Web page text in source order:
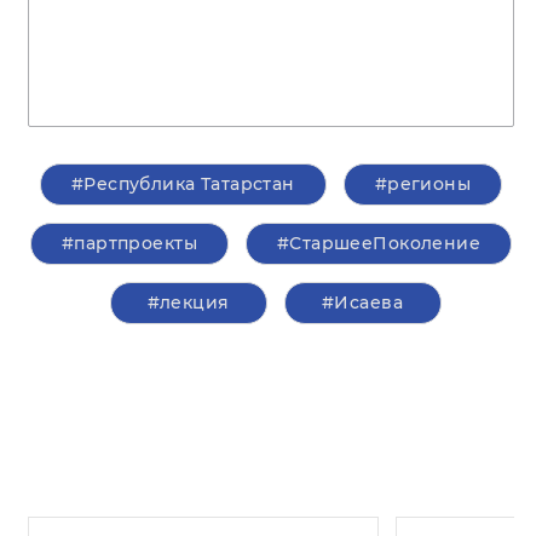
#Республика Татарстан #регионы
#партпроекты #СтаршееПоколение
#лекция #Исаева